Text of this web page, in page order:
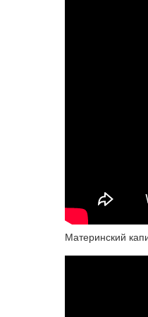
Материнский